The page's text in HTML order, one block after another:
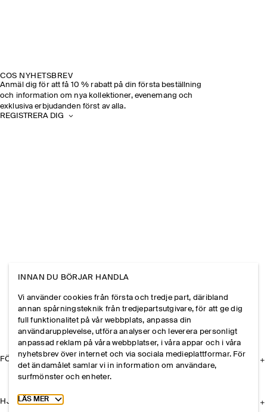
COS NYHETSBREV
Anmäl dig för att få 10 % rabatt på din första beställning
och information om nya kollektioner, evenemang och
exklusiva erbjudanden först av alla.
REGISTRERA DIG
FÖRETAGET
HJÄLP
INNAN DU BÖRJAR HANDLA
Vi använder cookies från första och tredje part, däribland
annan spårningsteknik från tredjepartsutgivare, för att ge dig
full funktionalitet på vår webbplats, anpassa din
användarupplevelse, utföra analyser och leverera personligt
anpassad reklam på våra webbplatser, i våra appar och i våra
nyhetsbrev över internet och via sociala medieplattformar. För
det ändamålet samlar vi in information om användare,
surfmönster och enheter.
Toggle more cookie information
LÄS MER